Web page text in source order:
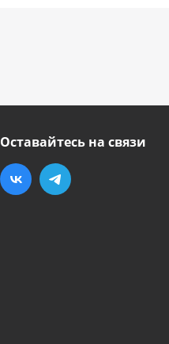
Оставайтесь на связи